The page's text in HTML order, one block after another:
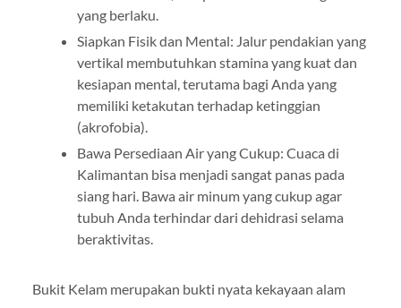
yang berlaku.
Siapkan Fisik dan Mental: Jalur pendakian yang
vertikal membutuhkan stamina yang kuat dan
kesiapan mental, terutama bagi Anda yang
memiliki ketakutan terhadap ketinggian
(akrofobia).
Bawa Persediaan Air yang Cukup: Cuaca di
Kalimantan bisa menjadi sangat panas pada
siang hari. Bawa air minum yang cukup agar
tubuh Anda terhindar dari dehidrasi selama
beraktivitas.
Bukit Kelam merupakan bukti nyata kekayaan alam